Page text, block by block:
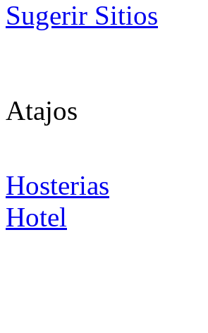
Sugerir Sitios
Atajos
Hosterias
Hotel